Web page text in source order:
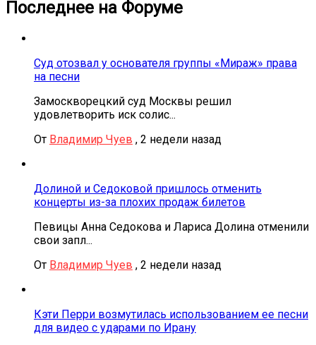
Последнее на Форуме
Суд отозвал у основателя группы «Мираж» права
на песни
Замоскворецкий суд Москвы решил
удовлетворить иск солис...
От Владимир Чуев , 2 недели назад
Долиной и Седоковой пришлось отменить
концерты из-за плохих продаж билетов
Певицы Анна Седокова и Лариса Долина отменили
свои запл...
От Владимир Чуев , 2 недели назад
Кэти Перри возмутилась использованием ее песни
для видео с ударами по Ирану